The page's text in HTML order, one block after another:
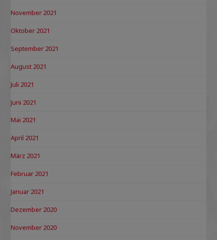
November 2021
Oktober 2021
September 2021
August 2021
Juli 2021
Juni 2021
Mai 2021
April 2021
März 2021
Februar 2021
Januar 2021
Dezember 2020
November 2020